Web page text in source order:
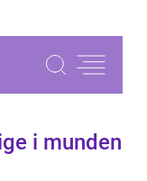
i munden